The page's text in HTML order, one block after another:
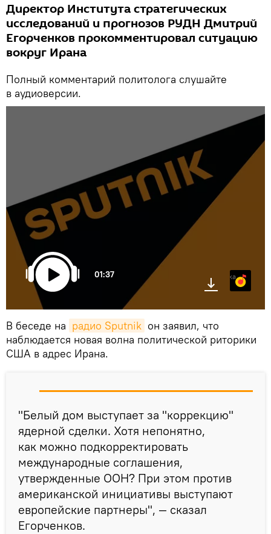
Директор Института стратегических
исследований и прогнозов РУДН Дмитрий
Егорченков прокомментировал ситуацию
вокруг Ирана
Полный комментарий политолога слушайте
в аудиоверсии.
01:37 Яндекс.Музыка
В беседе на радио Sputnik он заявил, что
наблюдается новая волна политической риторики
США в адрес Ирана.
"Белый дом выступает за "коррекцию"
ядерной сделки. Хотя непонятно,
как можно подкорректировать
международные соглашения,
утвержденные ООН? При этом против
американской инициативы выступают
европейские партнеры", — сказал
Егорченков.